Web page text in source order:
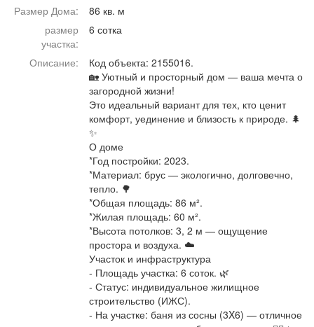
Поздравления Погода
Я - пенсионер
Размер Дома:
86 кв. м
размер
участка:
6 сотка
Описание:
Код объекта: 2155016.
🏡 Уютный и просторный дом — ваша мечта о
загородной жизни!
Это идеальный вариант для тех, кто ценит
комфорт, уединение и близость к природе. 🌲
✨
О доме
*Год постройки: 2023.
*Материал: брус — экологично, долговечно,
тепло. 🌳
*Общая площадь: 86 м².
*Жилая площадь: 60 м².
*Высота потолков: 3, 2 м — ощущение
простора и воздуха. ☁️
Участок и инфраструктура
- Площадь участка: 6 соток. 🌿
- Статус: индивидуальное жилищное
строительство (ИЖС).
- На участке: баня из сосны (3X6) — отличное